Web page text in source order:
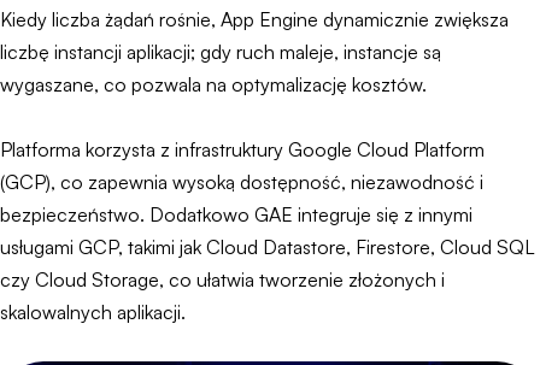
Kiedy liczba żądań rośnie, App Engine dynamicznie zwiększa
liczbę instancji aplikacji; gdy ruch maleje, instancje są
wygaszane, co pozwala na optymalizację kosztów.
Platforma korzysta z infrastruktury Google Cloud Platform
(GCP), co zapewnia wysoką dostępność, niezawodność i
bezpieczeństwo. Dodatkowo GAE integruje się z innymi
usługami GCP, takimi jak Cloud Datastore, Firestore, Cloud SQL
czy Cloud Storage, co ułatwia tworzenie złożonych i
skalowalnych aplikacji.